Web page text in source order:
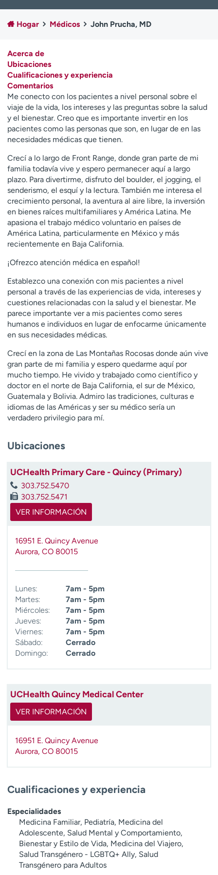
Empleados
Profesionales
Contáctenos
A
y
ú
d
a
m
a
e
n
c
o
n
t
r
a
r
Hogar Médicos John Prucha, MD
Acerca de
Ubicaciones
Cualificaciones y experiencia
Comentarios
Me conecto con los pacientes a nivel personal sobre el
viaje de la vida, los intereses y las preguntas sobre la salud
y el bienestar. Creo que es importante invertir en los
pacientes como las personas que son, en lugar de en las
necesidades médicas que tienen.
Crecí a lo largo de Front Range, donde gran parte de mi
familia todavía vive y espero permanecer aquí a largo
plazo. Para divertirme, disfruto del boulder, el jogging, el
senderismo, el esquí y la lectura. También me interesa el
crecimiento personal, la aventura al aire libre, la inversión
en bienes raíces multifamiliares y América Latina. Me
apasiona el trabajo médico voluntario en países de
América Latina, particularmente en México y más
recientemente en Baja California.
¡Ofrezco atención médica en español!
Establezco una conexión con mis pacientes a nivel
personal a través de las experiencias de vida, intereses y
cuestiones relacionadas con la salud y el bienestar. Me
parece importante ver a mis pacientes como seres
humanos e individuos en lugar de enfocarme únicamente
en sus necesidades médicas.
Crecí en la zona de Las Montañas Rocosas donde aún vive
gran parte de mi familia y espero quedarme aquí por
mucho tiempo. He vivido y trabajado como científico y
doctor en el norte de Baja California, el sur de México,
Guatemala y Bolivia. Admiro las tradiciones, culturas e
idiomas de las Américas y ser su médico sería un
verdadero privilegio para mí.
Ubicaciones
UCHealth Primary Care - Quincy (Primary)
303.752.5470
303.752.5471
VER INFORMACIÓN
16951 E. Quincy Avenue
Aurora, CO 80015
Lunes:
7am - 5pm
Martes:
7am - 5pm
Miércoles:
7am - 5pm
Jueves:
7am - 5pm
Viernes:
7am - 5pm
Sábado:
Cerrado
Domingo:
Cerrado
UCHealth Quincy Medical Center
VER INFORMACIÓN
16951 E. Quincy Avenue
Aurora, CO 80015
Cualificaciones y experiencia
Especialidades
Medicina Familiar, Pediatría, Medicina del
Adolescente, Salud Mental y Comportamiento,
Bienestar y Estilo de Vida, Medicina del Viajero,
Salud Transgénero - LGBTQ+ Ally, Salud
Transgénero para Adultos